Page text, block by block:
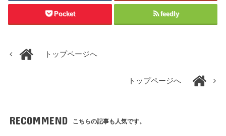
Pocket feedly
トップページへ
トップページへ
RECOMMEND こちらの記事も人気です。